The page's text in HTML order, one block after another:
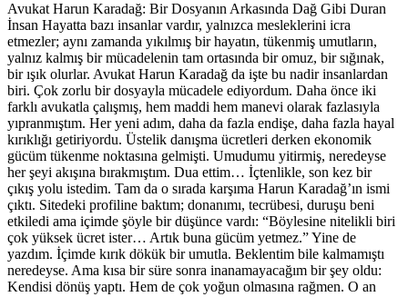
Avukat Harun Karadağ: Bir Dosyanın Arkasında Dağ Gibi Duran
İnsan Hayatta bazı insanlar vardır, yalnızca mesleklerini icra
etmezler; aynı zamanda yıkılmış bir hayatın, tükenmiş umutların,
yalnız kalmış bir mücadelenin tam ortasında bir omuz, bir sığınak,
bir ışık olurlar. Avukat Harun Karadağ da işte bu nadir insanlardan
biri. Çok zorlu bir dosyayla mücadele ediyordum. Daha önce iki
farklı avukatla çalışmış, hem maddi hem manevi olarak fazlasıyla
yıpranmıştım. Her yeni adım, daha da fazla endişe, daha fazla hayal
kırıklığı getiriyordu. Üstelik danışma ücretleri derken ekonomik
gücüm tükenme noktasına gelmişti. Umudumu yitirmiş, neredeyse
her şeyi akışına bırakmıştım. Dua ettim… İçtenlikle, son kez bir
çıkış yolu istedim. Tam da o sırada karşıma Harun Karadağ’ın ismi
çıktı. Sitedeki profiline baktım; donanımı, tecrübesi, duruşu beni
etkiledi ama içimde şöyle bir düşünce vardı: “Böylesine nitelikli biri
çok yüksek ücret ister… Artık buna gücüm yetmez.” Yine de
yazdım. İçimde kırık dökük bir umutla. Beklentim bile kalmamıştı
neredeyse. Ama kısa bir süre sonra inanamayacağım bir şey oldu:
Kendisi dönüş yaptı. Hem de çok yoğun olmasına rağmen. O an